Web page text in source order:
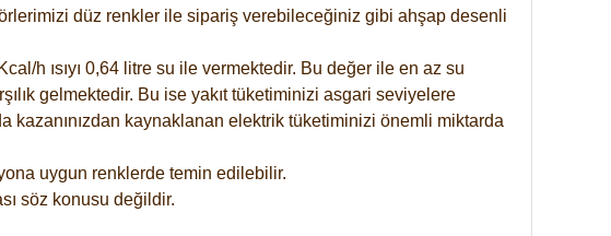
düz renkler ile sipariş verebileceğiniz gibi ahşap desenli
h ısıyı 0,64 litre su ile vermektedir. Bu değer ile en az su
gelmektedir. Bu ise yakıt tüketiminizi asgari seviyelere
kazanınızdan kaynaklanan elektrik tüketiminizi önemli miktarda
uygun renklerde temin edilebilir.
söz konusu değildir.